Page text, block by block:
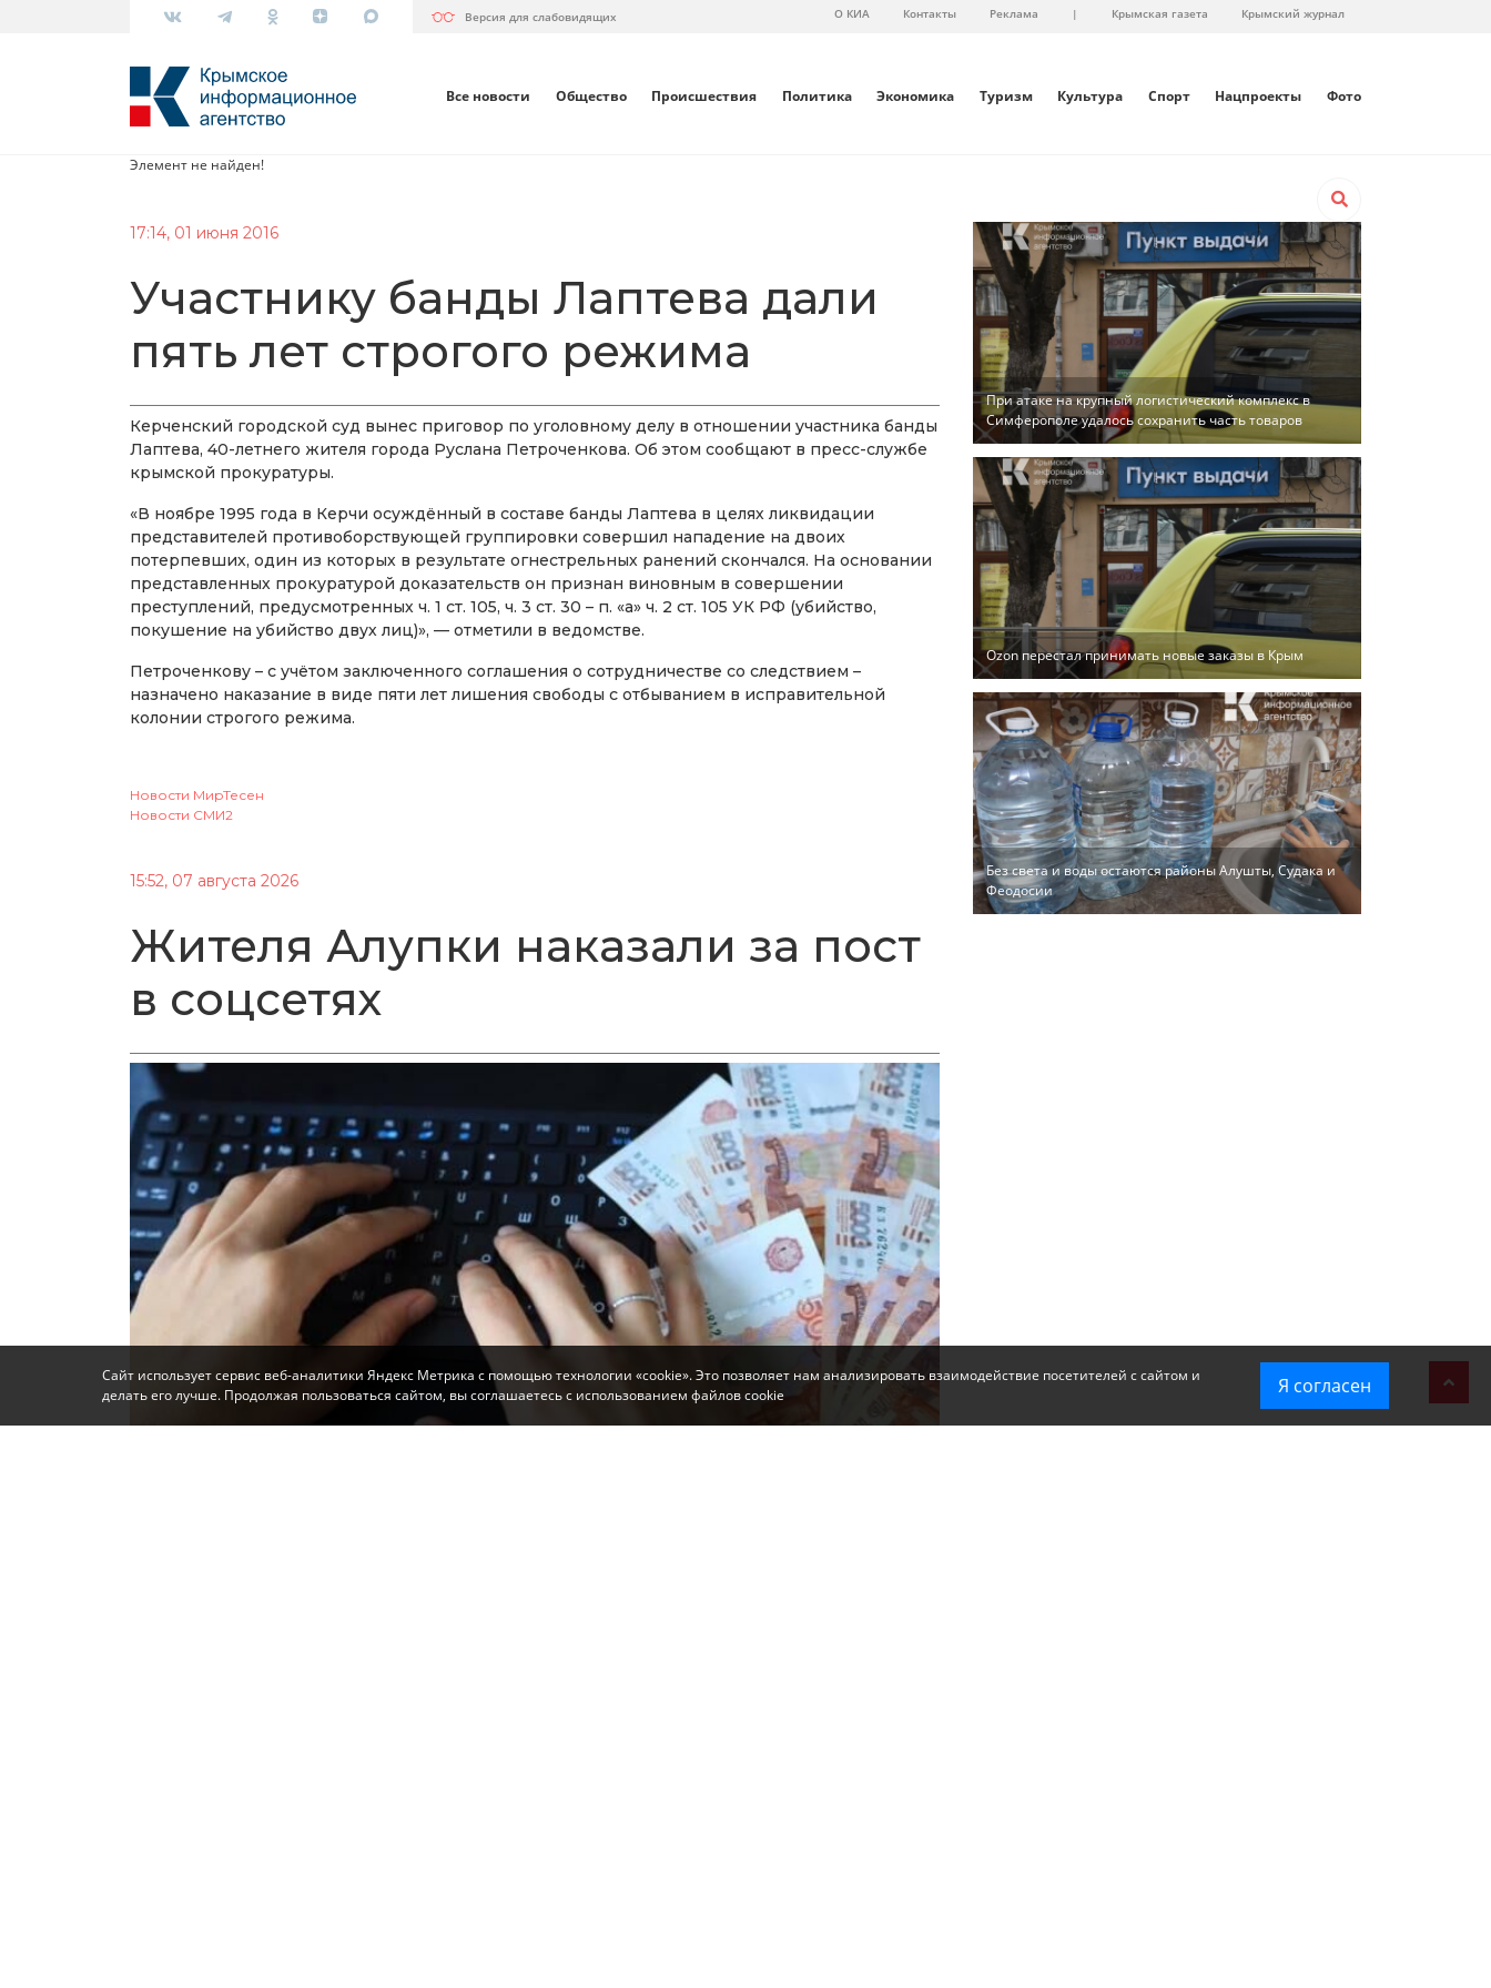
Версия для слабовидящих О КИА Контакты Реклама | Крымская газета Крымский журнал
Все новости Общество Происшествия Политика Экономика Туризм Культура Спорт Нацпроекты Фото
Элемент не найден!
17:14, 01 июня 2016
Участнику банды Лаптева дали
пять лет строгого режима
Керченский городской суд вынес приговор по уголовному делу в отношении участника банды
Лаптева, 40-летнего жителя города Руслана Петроченкова. Об этом сообщают в пресс-службе
крымской прокуратуры.
«В ноябре 1995 года в Керчи осуждённый в составе банды Лаптева в целях ликвидации
представителей противоборствующей группировки совершил нападение на двоих
потерпевших, один из которых в результате огнестрельных ранений скончался. На основании
представленных прокуратурой доказательств он признан виновным в совершении
преступлений, предусмотренных ч. 1 ст. 105, ч. 3 ст. 30 – п. «а» ч. 2 ст. 105 УК РФ (убийство,
покушение на убийство двух лиц)», — отметили в ведомстве.
Петроченкову – с учётом заключенного соглашения о сотрудничестве со следствием –
назначено наказание в виде пяти лет лишения свободы с отбыванием в исправительной
колонии строгого режима.
Новости МирТесен
Новости СМИ2
15:52, 07 августа 2026
Жителя Алупки наказали за пост
в соцсетях
При атаке на крупный логистический комплекс в
Симферополе удалось сохранить часть товаров
Ozon перестал принимать новые заказы в Крым
Без света и воды остаются районы Алушты, Судака и
Феодосии
Сайт использует сервис веб-аналитики Яндекс Метрика с помощью технологии «cookie». Это позволяет нам анализировать взаимодействие посетителей с сайтом и
делать его лучше. Продолжая пользоваться сайтом, вы соглашаетесь с использованием файлов cookie
Я согласен